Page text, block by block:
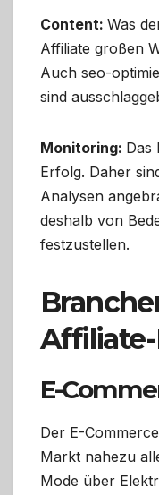
Content: Was
Affiliate großen
Auch seo-
sind
Monitoring: Das
Erfolg. Daher
Analysen
deshalb von
festzustellen.
E-
Der E-
Markt nahezu
Mode über